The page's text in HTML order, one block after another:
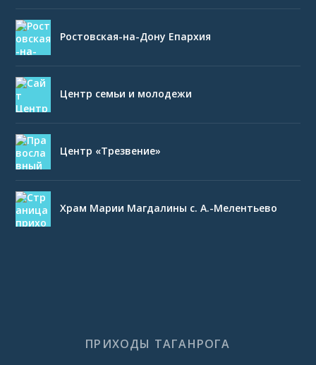
Ростовская-на-Дону Епархия
Центр семьи и молодежи
Центр «Трезвение»
Храм Марии Магдалины с. А.-Мелентьево
ПРИХОДЫ ТАГАНРОГА